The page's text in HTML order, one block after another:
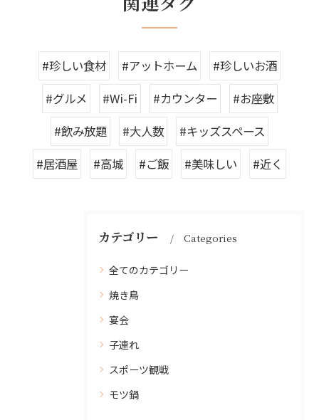
#珍しい食材 #アットホーム
#珍しいお酒
#グルメ
#Wi-Fi #カウンター
#お座敷
#飲み放題
#大人数
#キッズスペース
#居酒屋
#高城 #ご飯 #美味しい #近く
カテゴリー Categories
全てのカテゴリー
焼き鳥
宴会
子連れ
スポーツ観戦
モツ鍋